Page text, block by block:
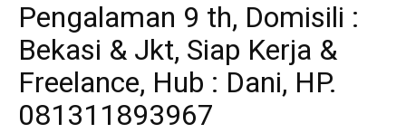
Pengalaman 9 th, Domisili :
Bekasi & Jkt, Siap Kerja &
Freelance, Hub : Dani, HP.
081311893967